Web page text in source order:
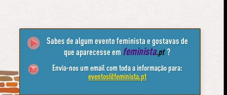
Sabes de algum evento feminista e gostavas de
que aparecesse em feminista.pt ?
Envia-nos um email com toda a informação para:
eventos@feminista.pt